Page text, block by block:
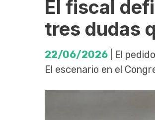
El fiscal
tres dudas
22/06/2026 | El
El escenario en el